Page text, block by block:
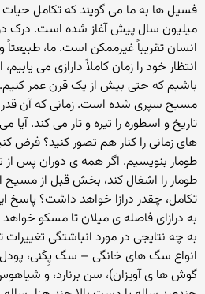
میلیون سال پیش آغاز شده است. درک
انسان تقریباً غیرممکن است. ما،
انتظار خود را زمان کاملاً دارازی می
مسیح سپری شده است. زمانی که آن قدر
تاریخ و اسطوره را تیره و تار می کند. آیا
های زمانی را کنار هم تصور کنید؟ فرض
طومار بنویسیم. اگر همه ی دوران پس از
طومار را اشغال کند، بخش قبل از مسیح
تکامل، چقدر درازا خواهد داشت؟
به درازای فاصله ی میلان تا مسکو
به چه نتایجی در مورد انباشتگی
انواع سگ های خانگی – سگ پِکَنی،
گوش ها ی آویزان)، سن برنارد، و